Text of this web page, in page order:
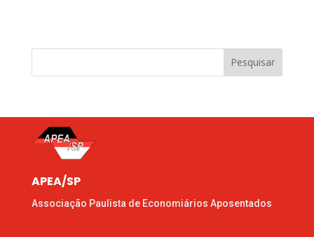
Pesquisar
APEA/SP
Associação Paulista de Economiários Aposentados